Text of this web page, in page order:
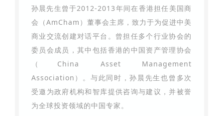
孙晨先生曾于2012-2013年间在香港担任美国商
会（AmCham）董事会主席，致力于为促进中美
商业交流创建对话平台。曾担任多个行业协会的
委员会成员，其中包括香港的中国资产管理协会
（China Asset Management
Association）。与此同时，孙晨先生也曾多次
受邀为政府机构和智库提供咨询与建议，并被誉
为全球投资领域的中国专家。